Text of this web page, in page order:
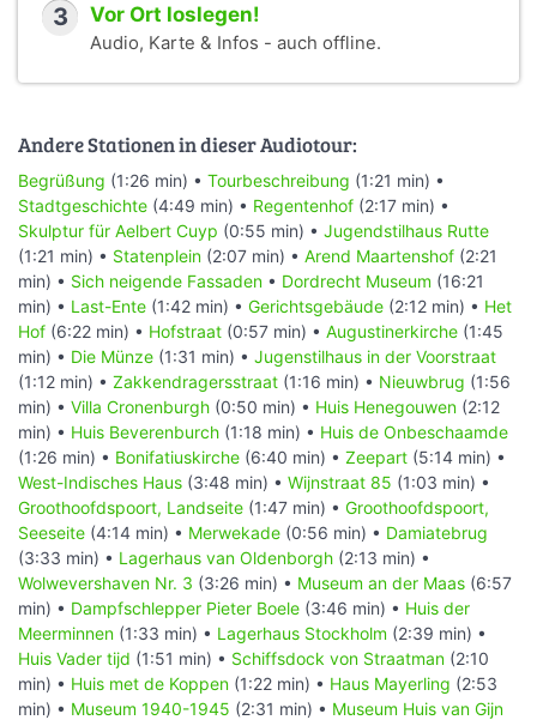
3 Vor Ort loslegen!
Audio, Karte & Infos - auch offline.
Andere Stationen in dieser Audiotour:
Begrüßung (1:26 min) • Tourbeschreibung (1:21 min) •
Stadtgeschichte (4:49 min) • Regentenhof (2:17 min) •
Skulptur für Aelbert Cuyp (0:55 min) • Jugendstilhaus Rutte
(1:21 min) • Statenplein (2:07 min) • Arend Maartenshof (2:21
min) • Sich neigende Fassaden • Dordrecht Museum (16:21
min) • Last-Ente (1:42 min) • Gerichtsgebäude (2:12 min) • Het
Hof (6:22 min) • Hofstraat (0:57 min) • Augustinerkirche (1:45
min) • Die Münze (1:31 min) • Jugenstilhaus in der Voorstraat
(1:12 min) • Zakkendragersstraat (1:16 min) • Nieuwbrug (1:56
min) • Villa Cronenburgh (0:50 min) • Huis Henegouwen (2:12
min) • Huis Beverenburch (1:18 min) • Huis de Onbeschaamde
(1:26 min) • Bonifatiuskirche (6:40 min) • Zeepart (5:14 min) •
West-Indisches Haus (3:48 min) • Wijnstraat 85 (1:03 min) •
Groothoofdspoort, Landseite (1:47 min) • Groothoofdspoort,
Seeseite (4:14 min) • Merwekade (0:56 min) • Damiatebrug
(3:33 min) • Lagerhaus van Oldenborgh (2:13 min) •
Wolwevershaven Nr. 3 (3:26 min) • Museum an der Maas (6:57
min) • Dampfschlepper Pieter Boele (3:46 min) • Huis der
Meerminnen (1:33 min) • Lagerhaus Stockholm (2:39 min) •
Huis Vader tijd (1:51 min) • Schiffsdock von Straatman (2:10
min) • Huis met de Koppen (1:22 min) • Haus Mayerling (2:53
min) • Museum 1940-1945 (2:31 min) • Museum Huis van Gijn